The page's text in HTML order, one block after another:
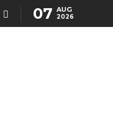
07 AUG
2026